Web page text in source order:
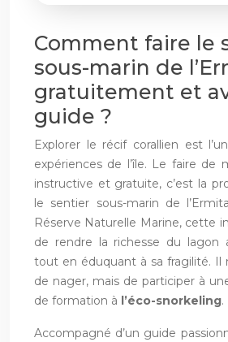
Comment faire le
sous-marin de
gratuitement et
guide ?
Explorer le récif corallien est
expériences de l’île. Le faire de
instructive et gratuite, c’est la
le sentier sous-marin de
Réserve Naturelle Marine, cette
de rendre la richesse du lagon
tout en éduquant à sa fragilité. Il
de nager, mais de participer à
de formation à l’éco-snorkeling.
Accompagné d’un guide